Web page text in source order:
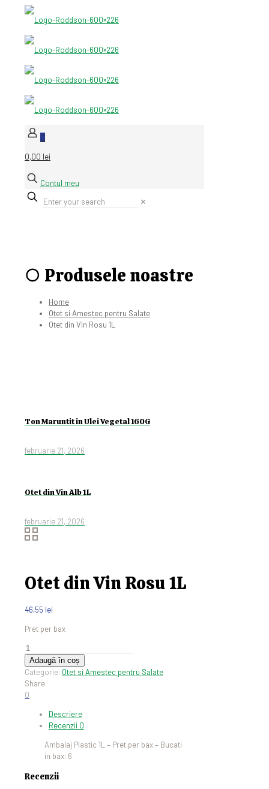
0
0,00 lei
Contul meu
✕
○ Produsele noastre
Home
Otet si Amestec pentru Salate
Otet din Vin Rosu 1L
Ton Maruntit in Ulei Vegetal 160G
februarie 21, 2026
Otet din Vin Alb 1L
februarie 21, 2026
Otet din Vin Rosu 1L
46,55 lei
Pret per bax
Cantitate
Otet
din
Vin
Rosu
Adaugă în coș
Categorie: Otet si Amestec pentru Salate
Share
0
Descriere
Recenzii 0
Ambalaj Plastic 1L – Pret per bax – Bucati
in bax: 6
Recenzii